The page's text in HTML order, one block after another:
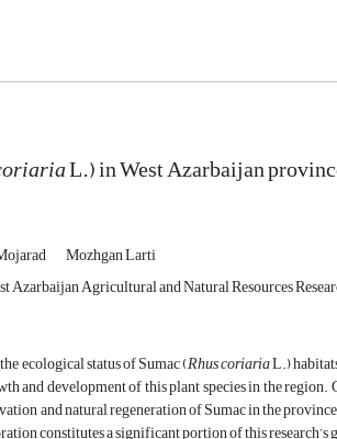
L.) in West Azarbaijan
Mozhgan Larti
Azarbaijan Agricultural and Natural Resources
ecological status of Sumac (Rhus coriariaL.)
and development of this plant species in the region.
and natural regeneration of Sumac in the